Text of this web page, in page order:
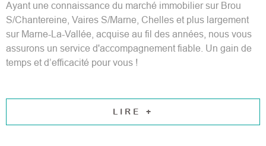
Ayant une connaissance du marché immobilier sur Brou
S/Chantereine, Vaires S/Marne, Chelles et plus largement
sur Marne-La-Vallée, acquise au fil des années, nous vous
assurons un service d'accompagnement fiable. Un gain de
temps et d’efficacité pour vous !
LIRE +